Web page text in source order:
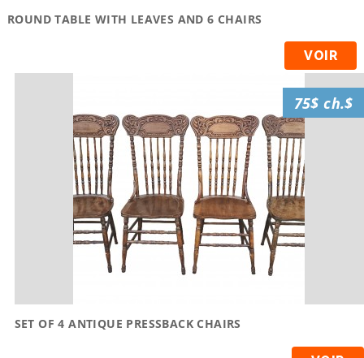
ROUND TABLE WITH LEAVES AND 6 CHAIRS
VOIR
SET OF 4 ANTIQUE PRESSBACK CHAIRS
75$ ch.$